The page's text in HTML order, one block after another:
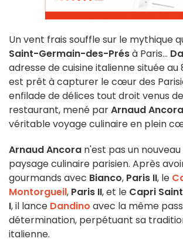
Un vent frais souffle sur le mythique
Saint-Germain-des-Présà Paris...
adresse de cuisine italienne située au
est prêt à capturer le cœur des
enfilade de délices tout droit venus
restaurant, mené parArnaud Ancora
véritable voyage culinaire en plein
Arnaud Ancora n'est pas un
paysage culinaire parisien. Après
gourmands avec Bianco, Paris II, le
Montorgueil, Paris II, et le Capri
I, il lance Dandino avec la même
détermination, perpétuant sa
italienne.